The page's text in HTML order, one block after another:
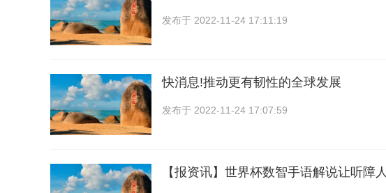
发布于 2022-11-24 17:11:19
快消息!推动更有韧性的全球发展
发布于 2022-11-24 17:07:59
【报资讯】世界杯数智手语解说让听障人